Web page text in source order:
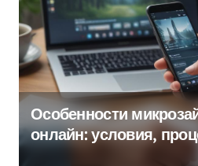
Особенности
онлайн: условия,
ставки и порядок